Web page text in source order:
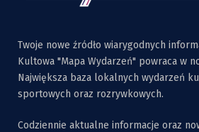
Twoje nowe źródło wiarygodnych
Kultowa "Mapa Wydarzeń" powraca w
Największa baza lokalnych wydarzeń
sportowych oraz rozrywkowych.
Codziennie aktualne informacje oraz